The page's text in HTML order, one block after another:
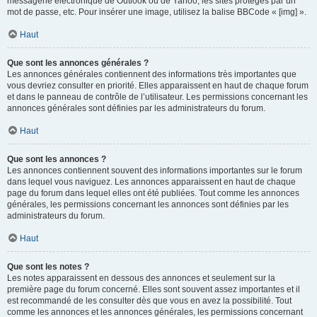
mot de passe, etc. Pour insérer une image, utilisez la balise BBCode « [img] ».
Haut
Que sont les annonces générales ?
Les annonces générales contiennent des informations très importantes que
vous devriez consulter en priorité. Elles apparaissent en haut de chaque forum
et dans le panneau de contrôle de l’utilisateur. Les permissions concernant les
annonces générales sont définies par les administrateurs du forum.
Haut
Que sont les annonces ?
Les annonces contiennent souvent des informations importantes sur le forum
dans lequel vous naviguez. Les annonces apparaissent en haut de chaque
page du forum dans lequel elles ont été publiées. Tout comme les annonces
générales, les permissions concernant les annonces sont définies par les
administrateurs du forum.
Haut
Que sont les notes ?
Les notes apparaissent en dessous des annonces et seulement sur la
première page du forum concerné. Elles sont souvent assez importantes et il
est recommandé de les consulter dès que vous en avez la possibilité. Tout
comme les annonces et les annonces générales, les permissions concernant